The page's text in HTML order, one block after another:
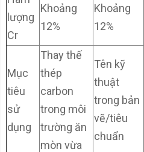
lượng
Cr
Khoảng
12%
Khoảng
12%
Mục
tiêu
sử
dụng
Thay thế
thép
carbon
trong môi
trường ăn
mòn vừa
Tên kỹ
thuật
trong bản
vẽ/tiêu
chuẩn